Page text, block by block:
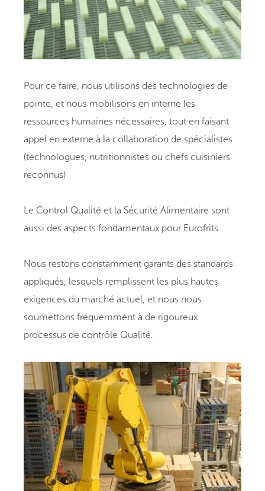
Pour ce faire, nous utilisons des technologies de
pointe, et nous mobilisons en interne les
ressources humaines nécessaires, tout en faisant
appel en externe à la collaboration de spécialistes
(technologues, nutritionnistes ou chefs cuisiniers
reconnus)
Le Control Qualité et la Sécurité Alimentaire sont
aussi des aspects fondamentaux pour Eurofrits.
Nous restons constamment garants des standards
appliqués, lesquels remplissent les plus hautes
exigences du marché actuel, et nous nous
soumettons fréquemment à de rigoureux
processus de contrôle Qualité.